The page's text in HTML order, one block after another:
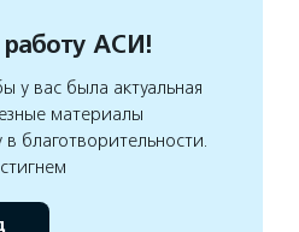
АСИ!
у вас была актуальная
материалы
благотворительности.